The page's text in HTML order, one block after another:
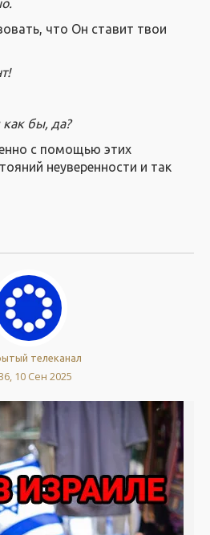
что Он ставит твои
бы, да?
с помощью этих
неуверенности и так
телеканал
10 Сен 2025